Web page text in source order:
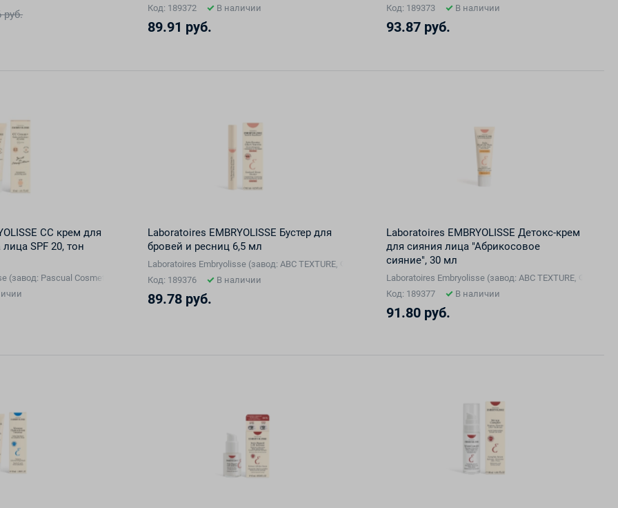
руб.
Код: 189372
В наличии
89.91 руб.
Код: 189373
В наличии
93.87 руб.
CC крем для
SPF 20, тон
(завод: Pascual Cosmetiques, Франция), Франция
Laboratoires EMBRYOLISSE Бустер для
бровей и ресниц 6,5 мл
Laboratoires Embryolisse (завод: ABC TEXTURE, Франция), Франция
Код: 189376
В наличии
89.78 руб.
Laboratoires EMBRYOLISSE Детокс-крем
для сияния лица "Абрикосовое
сияние", 30 мл
Laboratoires Embryolisse (завод: ABC TEXTURE,
Код: 189377
В наличии
91.80 руб.